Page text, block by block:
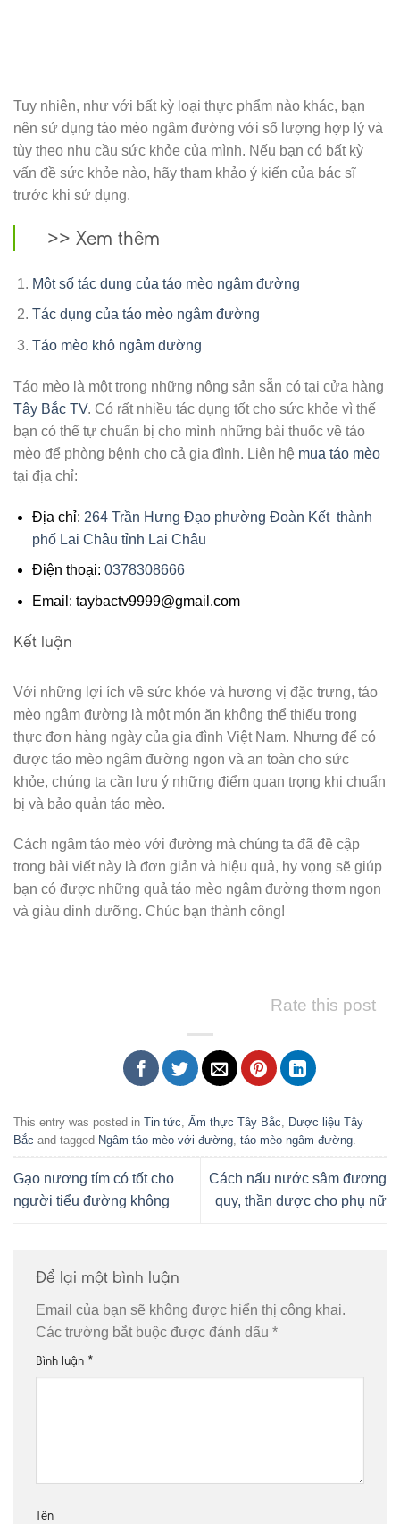
Tuy nhiên, như với bất kỳ loại thực phẩm nào khác, bạn
nên sử dụng táo mèo ngâm đường với số lượng hợp lý và
tùy theo nhu cầu sức khỏe của mình. Nếu bạn có bất kỳ
vấn đề sức khỏe nào, hãy tham khảo ý kiến ​​của bác sĩ
trước khi sử dụng.
>> Xem thêm
Một số tác dụng của táo mèo ngâm đường
Tác dụng của táo mèo ngâm đường
Táo mèo khô ngâm đường
Táo mèo là một trong những nông sản sẵn có tại cửa hàng
Tây Bắc TV. Có rất nhiều tác dụng tốt cho sức khỏe vì thế
bạn có thể tự chuẩn bị cho mình những bài thuốc về táo
mèo để phòng bệnh cho cả gia đình. Liên hệ mua táo mèo
tại địa chỉ:
Địa chỉ: 264 Trần Hưng Đạo phường Đoàn Kết thành
phố Lai Châu tỉnh Lai Châu
Điện thoại: 0378308666
Email: taybactv9999@gmail.com
Kết luận
Với những lợi ích về sức khỏe và hương vị đặc trưng, táo
mèo ngâm đường là một món ăn không thể thiếu trong
thực đơn hàng ngày của gia đình Việt Nam. Nhưng để có
được táo mèo ngâm đường ngon và an toàn cho sức
khỏe, chúng ta cần lưu ý những điểm quan trọng khi chuẩn
bị và bảo quản táo mèo.
Cách ngâm táo mèo với đường mà chúng ta đã đề cập
trong bài viết này là đơn giản và hiệu quả, hy vọng sẽ giúp
bạn có được những quả táo mèo ngâm đường thơm ngon
và giàu dinh dưỡng. Chúc bạn thành công!
Rate this post
This entry was posted in Tin tức Ẩm thực Tây Bắc
Dược liệu Tây
Bắc and tagged Ngâm táo mèo với đường táo mèo ngâm đường
Gạo nương tím có tốt cho
người tiểu đường không
Cách nấu nước sâm đương
quy, thần dược cho phụ nữ
Để lại một bình luận
Email của bạn sẽ không được hiển thị công khai.
Các trường bắt buộc được đánh dấu *
Bình luận *
Tên